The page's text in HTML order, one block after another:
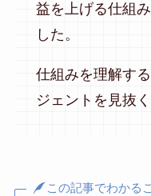
益を上げる仕組
した。
仕組みを理解す
ジェントを見抜
この記事でわかる